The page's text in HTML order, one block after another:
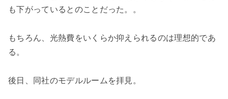
も下がっているとのことだった。。
もちろん、光熱費をいくらか抑えられるのは理想的であ
る。
後日、同社のモデルルームを拝見。